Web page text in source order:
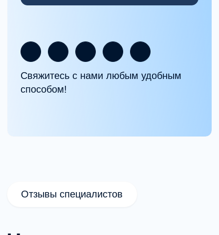
система: теория, практика, супервизия и
проходят онлайн и в очном формате.
Системная программа обучения